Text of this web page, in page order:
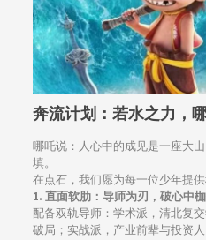
奔流计划：若水之力，
哪吒说：人心中的成见是一座大
填。
在点石，我们愿为每一位少年提
1. 直面软肋：导师为刃，破心中
配备双轨导师：学术派，清北复
破局；实战派，产业前辈与投资